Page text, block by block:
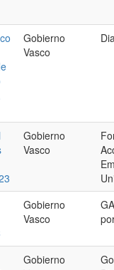
Gobierno
Vasco
Gobierno
Vasco
Gobierno
Vasco
Gobierno